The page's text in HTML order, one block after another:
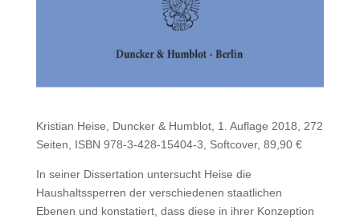
Kristian Heise, Duncker & Humblot, 1. Auflage 2018, 272
Seiten, ISBN 978-3-428-15404-3, Softcover, 89,90 €
In seiner Dissertation untersucht Heise die
Haushaltssperren der verschiedenen staatlichen
Ebenen und konstatiert, dass diese in ihrer Konzeption